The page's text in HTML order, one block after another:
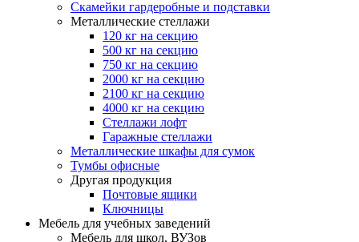
Скамейки гардеробные и подставки
Металлические стеллажи
120 кг на секцию
500 кг на секцию
750 кг на секцию
2000 кг на секцию
2100 кг на секцию
4000 кг на секцию
Стеллажи лофт
Гаражные стеллажи
Металлические шкафы для сумок
Тумбы офисные
Другая продукция
Почтовые ящики
Ключницы
Мебель для учебных заведений
Мебель для школ, ВУЗов